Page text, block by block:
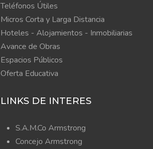
Teléfonos Útiles
Micros Corta y Larga Distancia
Hoteles - Alojamientos - Inmobiliarias
Avance de Obras
Espacios Públicos
Oferta Educativa
LINKS DE INTERES
S.A.M.Co Armstrong
Concejo Armstrong